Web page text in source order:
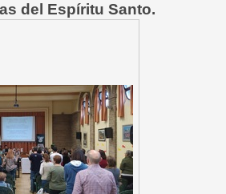
del Espíritu Santo.